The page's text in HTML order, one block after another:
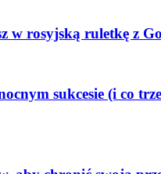
w rosyjską ruletkę z
sukcesie (i co